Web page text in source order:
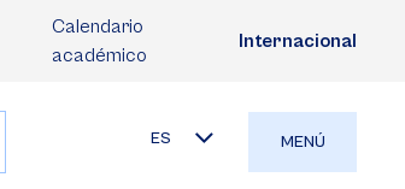
Calendario
académico
Internacional
ES MENÚ